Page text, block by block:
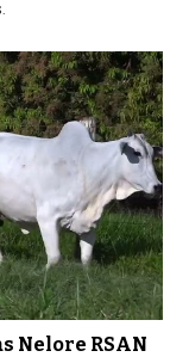
Nelore RSAN